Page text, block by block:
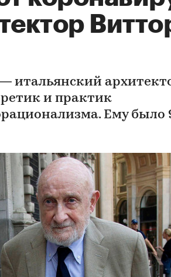
итальянский
и практик
Ему было